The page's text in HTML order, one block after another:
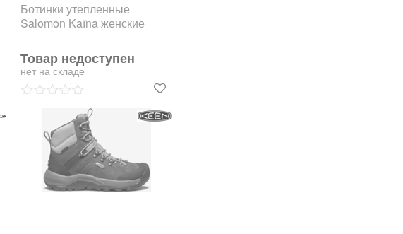
Ботинки утепленные
Salomon Kaїna женские
Товар недоступен
нет на складе